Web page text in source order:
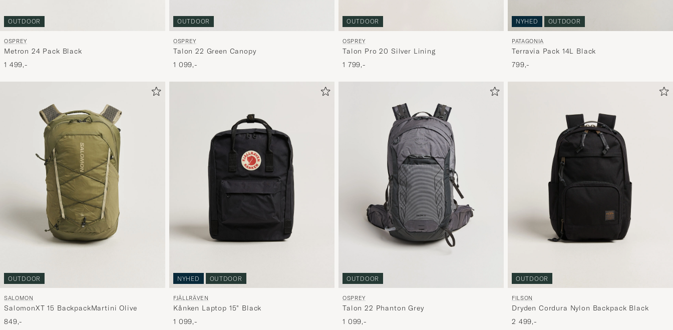
OUTDOOR
OSPREY
Metron 24 Pack Black
1 499,-
OUTDOOR
OSPREY
Talon 22 Green Canopy
1 099,-
OUTDOOR
OSPREY
Talon Pro 20 Silver Lining
1 799,-
NYHED OUTDOOR
PATAGONIA
Terravia Pack 14L Black
799,-
OUTDOOR
SALOMON
SalomonXT 15 BackpackMartini Olive
849,-
NYHED OUTDOOR
FJÄLLRÄVEN
Kånken Laptop 15" Black
1 099,-
OUTDOOR
OSPREY
Talon 22 Phanton Grey
1 099,-
OUTDOOR
FILSON
Dryden Cordura Nylon Backpack Black
2 499,-